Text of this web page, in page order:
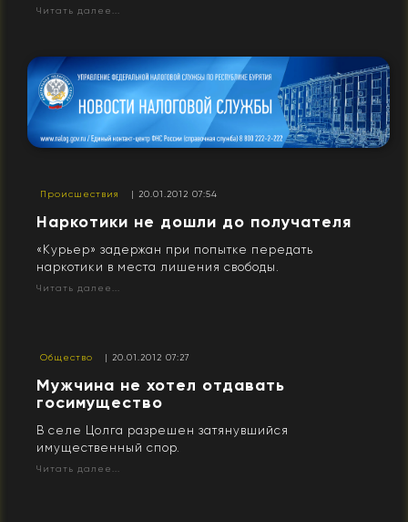
Читать далее...
Происшествия | 20.01.2012 07:54
Наркотики не дошли до получателя
«Курьер» задержан при попытке передать
наркотики в места лишения свободы.
Читать далее...
Общество | 20.01.2012 07:27
Мужчина не хотел отдавать
госимущество
В селе Цолга разрешен затянувшийся
имущественный спор.
Читать далее...